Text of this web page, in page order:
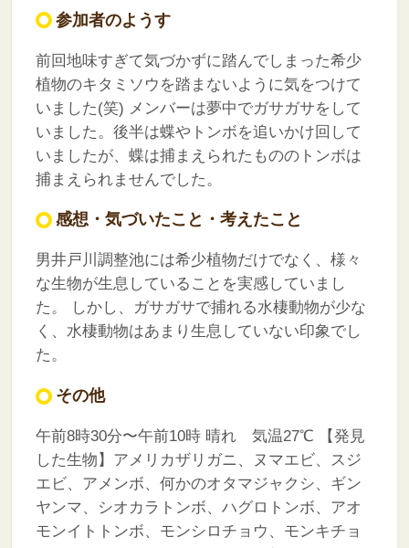
参加者のようす
前回地味すぎて気づかずに踏んでしまった希少
植物のキタミソウを踏まないように気をつけて
いました(笑) メンバーは夢中でガサガサをして
いました。後半は蝶やトンボを追いかけ回して
いましたが、蝶は捕まえられたもののトンボは
捕まえられませんでした。
感想・気づいたこと・考えたこと
男井戸川調整池には希少植物だけでなく、様々
な生物が生息していることを実感していまし
た。
しかし、ガサガサで捕れる水棲動物が少な
く、水棲動物はあまり生息していない印象でし
た。
その他
午前8時30分〜午前10時 晴れ 気温27℃ 【発見
した生物】アメリカザリガニ、ヌマエビ、スジ
エビ、アメンボ、何かのオタマジャクシ、ギン
ヤンマ、シオカラトンボ、ハグロトンボ、アオ
モンイトトンボ、モンシロチョウ、モンキチョ